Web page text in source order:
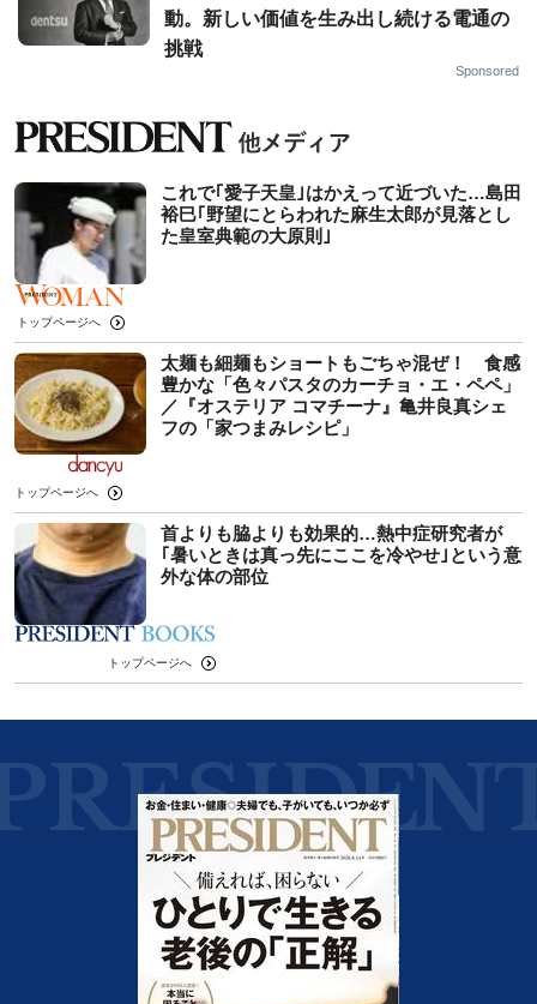
動。新しい価値を生み出し続ける電通の
挑戦
Sponsored
これで｢愛子天皇｣はかえって近づいた…島田
裕巳｢野望にとらわれた麻生太郎が見落とし
た皇室典範の大原則｣
トップページへ
太麺も細麺もショートもごちゃ混ぜ！ 食感
豊かな「色々パスタのカーチョ・エ・ペペ」
／『オステリア コマチーナ』亀井良真シェ
フの「家つまみレシピ」
トップページへ
首よりも脇よりも効果的…熱中症研究者が
｢暑いときは真っ先にここを冷やせ｣という意
外な体の部位
トップページへ